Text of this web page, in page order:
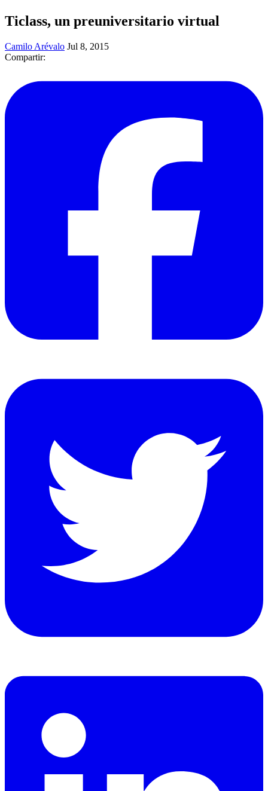
Ticlass, un preuniversitario virtual
Camilo Arévalo Jul 8, 2015
Compartir: